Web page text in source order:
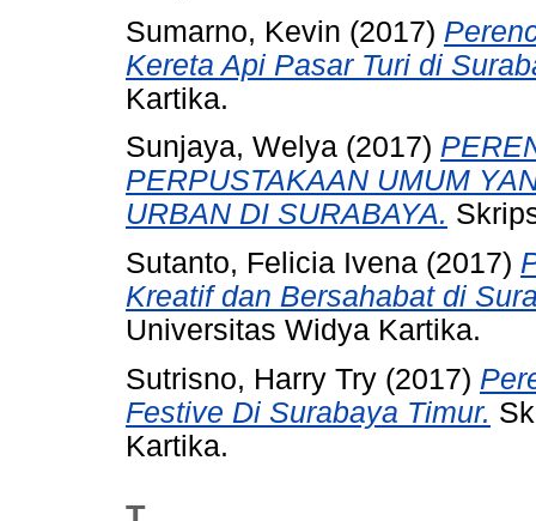
Sumarno, Kevin (2017)
Kereta Api Pasar Turi di
Kartika.
Sunjaya, Welya (2017)
PERPUSTAKAAN UMUM
URBAN DI SURABAYA.
Sutanto, Felicia Ivena (2017)
Kreatif dan Bersahabat di
Universitas Widya Kartika.
Sutrisno, Harry Try (2017)
Festive Di Surabaya Timur.
Kartika.